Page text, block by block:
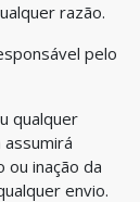
razão.
pelo
qualquer
ou inação da
envio.